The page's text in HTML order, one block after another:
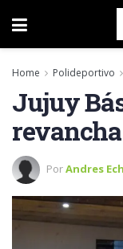
Home Polideportivo
Jujuy
PorAndres